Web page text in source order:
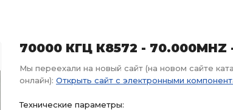
70000 КГЦ К8572 - 70.000MHZ
Мы переехали на новый сайт (на новом сайте
онлайн): Открыть сайт с электронными
Технические параметры: